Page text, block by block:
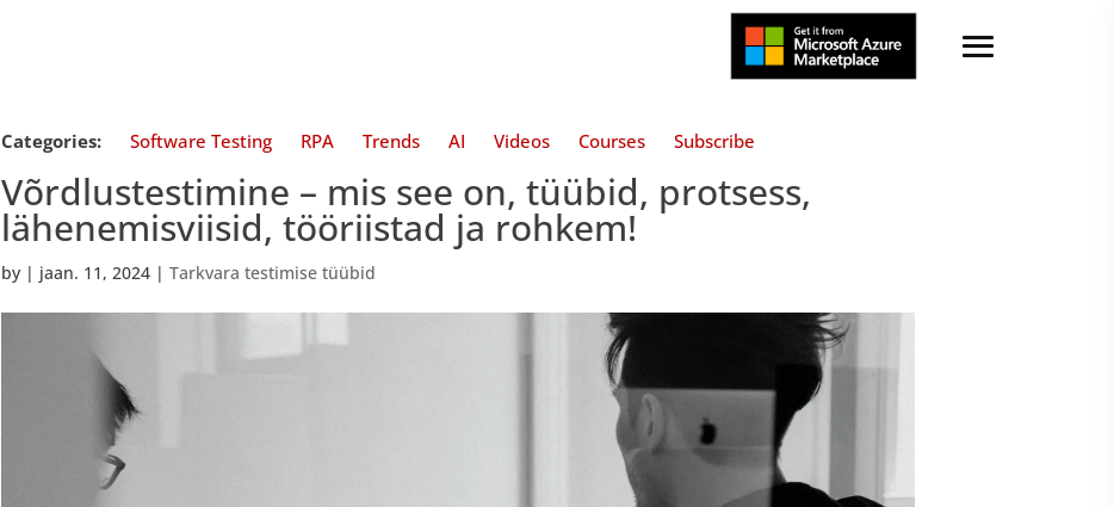
Categories: Software Testing RPA Trends AI Videos Courses Subscribe
Võrdlustestimine – mis see on, tüübid, protsess,
lähenemisviisid, tööriistad ja rohkem!
by | jaan. 11, 2024 |Tarkvara testimise tüübid